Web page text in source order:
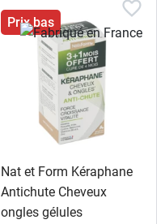
Prix bas
Nat et Form Kéraphane
Antichute Cheveux
ongles gélules